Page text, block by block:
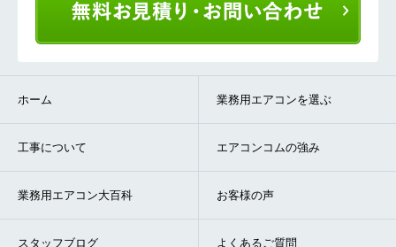
ホーム 業務用エアコンを選ぶ
工事について エアコンコムの強み
業務用エアコン大百科 お客様の声
スタッフブログ よくあるご質問